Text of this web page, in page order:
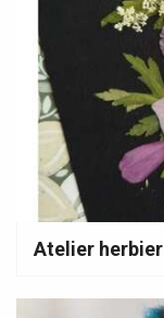
Atelier herbier